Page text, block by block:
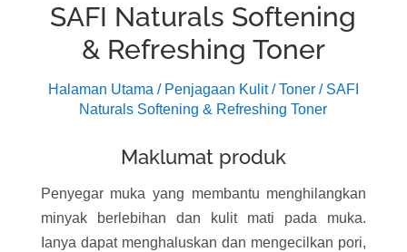
SAFI Naturals Softening
& Refreshing Toner
Halaman Utama / Penjagaan Kulit/Toner/ SAFI
Naturals Softening & Refreshing Toner
Maklumat produk
Penyegar muka yang membantu menghilangkan
minyak berlebihan dan kulit mati pada muka.
Ianya dapat menghaluskan dan mengecilkan pori,